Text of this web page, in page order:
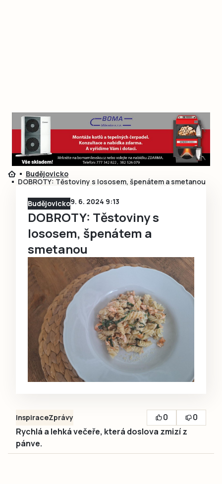
Budějovicko
DOBROTY: Těstoviny s lososem, špenátem a smetanou
Budějovicko9. 6. 2024 9:13
DOBROTY: Těstoviny s
lososem, špenátem a
smetanou
InspiraceZprávy 0
0
Rychlá a lehká večeře, která doslova zmizí z
pánve.